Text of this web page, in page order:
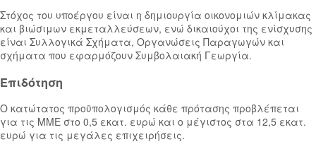
Στόχος του υποέργου είναι η δημιουργία οικονομιών κλίμακας
και βιώσιμων εκμεταλλεύσεων, ενώ δικαιούχοι της ενίσχυσης
είναι Συλλογικά Σχήματα, Οργανώσεις Παραγωγών και
σχήματα που εφαρμόζουν Συμβολαιακή Γεωργία.
Επιδότηση
Ο κατώτατος προϋπολογισμός κάθε πρότασης προβλέπεται
για τις ΜΜΕ στο 0,5 εκατ. ευρώ και ο μέγιστος στα 12,5 εκατ.
ευρώ για τις μεγάλες επιχειρήσεις.